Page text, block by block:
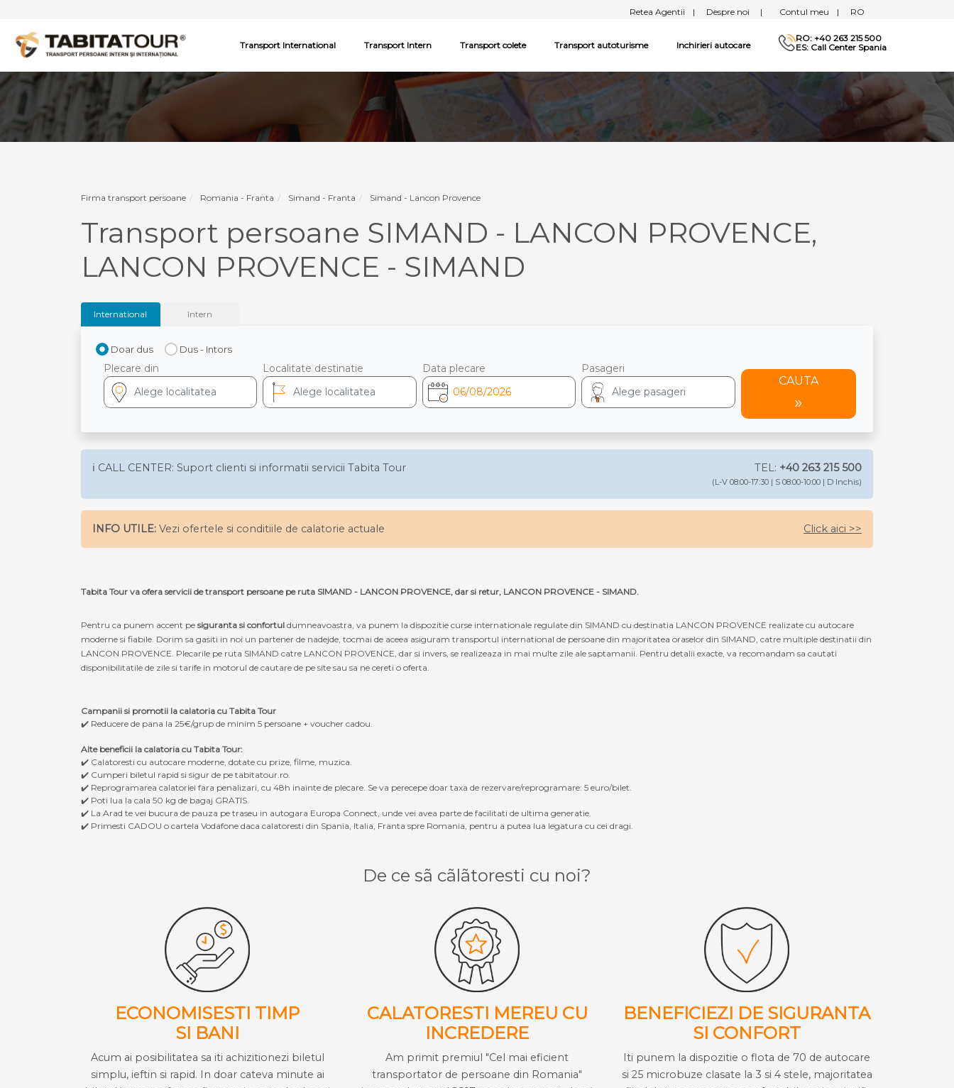
Retea Agentii | Despre noi | Contul meu | RO
Transport International Transport Intern Transport colete Transport autoturisme Inchirieri autocare
RO: +40 263 215 500
ES: Call Center Spania
Firma transport persoane Romania - Franta Simand - Franta Simand - Lancon Provence
Transport persoane SIMAND - LANCON PROVENCE,
LANCON PROVENCE - SIMAND
International Intern
Doar dus Dus - Intors
Plecare din Localitate destinatie Data plecare Pasageri
CAUTA
ℹ️ CALL CENTER: Suport clienti si informatii servicii Tabita Tour TEL: +40 263 215 500
(L-V 08:00-17:30 | S 08:00-10:00 | D Inchis)
INFO UTILE: Vezi ofertele si conditiile de calatorie actuale Click aici >>
Tabita Tour va ofera servicii de transport persoane pe ruta SIMAND - LANCON PROVENCE, dar si retur, LANCON PROVENCE - SIMAND.
Pentru ca punem accent pe siguranta si confortul dumneavoastra, va punem la dispozitie curse internationale regulate din SIMAND cu destinatia LANCON PROVENCE realizate cu autocare
moderne si fiabile. Dorim sa gasiti in noi un partener de nadejde, tocmai de aceea asiguram transportul international de persoane din majoritatea oraselor din SIMAND, catre multiple destinatii din
LANCON PROVENCE. Plecarile pe ruta SIMAND catre LANCON PROVENCE, dar si invers, se realizeaza in mai multe zile ale saptamanii. Pentru detalii exacte, va recomandam sa cautati
disponibilitatile de zile si tarife in motorul de cautare de pe site sau sa ne cereti o oferta.
Campanii si promotii la calatoria cu Tabita Tour
✔️ Reducere de pana la 25€/grup de minim 5 persoane + voucher cadou.
Alte beneficii la calatoria cu Tabita Tour:
✔️ Calatoresti cu autocare moderne, dotate cu prize, filme, muzica.
✔️ Cumperi biletul rapid si sigur de pe tabitatour.ro.
✔️ Reprogramarea calatoriei fara penalizari, cu 48h inainte de plecare. Se va perecepe doar taxa de rezervare/reprogramare: 5 euro/bilet.
✔️ Poti lua la cala 50 kg de bagaj GRATIS.
✔️ La Arad te vei bucura de pauza pe traseu in autogara Europa Connect, unde vei avea parte de facilitati de ultima generatie.
✔️ Primesti CADOU o cartela Vodafone daca calatoresti din Spania, Italia, Franta spre Romania, pentru a putea lua legatura cu cei dragi.
De ce sã cãlãtoresti cu noi?
ECONOMISESTI TIMP
SI BANI
Acum ai posibilitatea sa iti achizitionezi biletul
simplu, ieftin si rapid. In doar cateva minute ai
CALATORESTI MEREU CU
INCREDERE
Am primit premiul "Cel mai eficient
transportator de persoane din Romania"
BENEFICIEZI DE SIGURANTA
SI CONFORT
Iti punem la dispozitie o flota de 70 de autocare
si 25 microbuze clasate la 3 si 4 stele, majoritatea